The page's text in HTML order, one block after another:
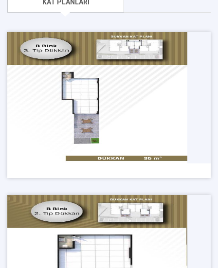
KAT PLANLARI